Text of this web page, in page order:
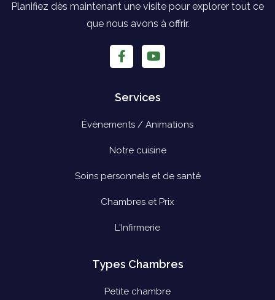
Planifiez dès maintenant une visite pour explorer tout ce
que nous avons à offrir.
Services
Évènements / Animations
Notre cuisine
Soins personnels et de santé
Chambres et Prix
L'Infirmerie
Types Chambres
Petite chambre